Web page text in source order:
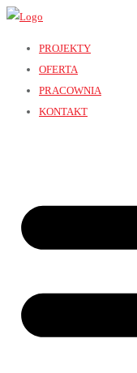
PROJEKTY
OFERTA
PRACOWNIA
KONTAKT